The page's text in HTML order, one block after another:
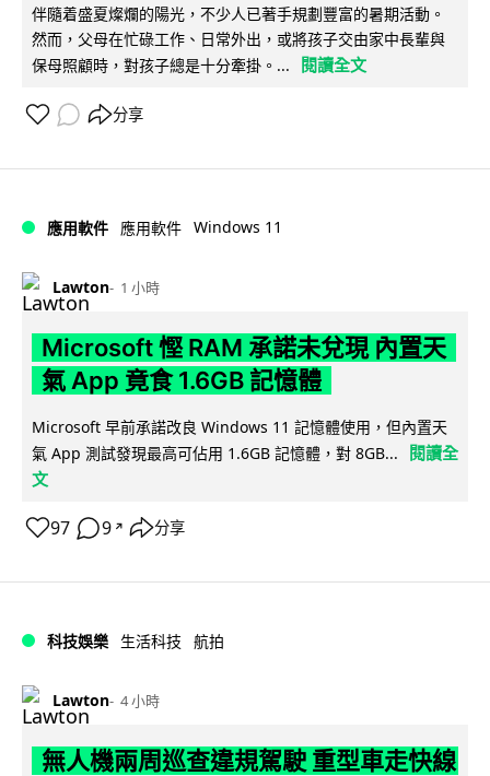
伴隨着盛夏燦爛的陽光，不少人已著手規劃豐富的暑期活動。
然而，父母在忙碌工作、日常外出，或將孩子交由家中長輩與
保母照顧時，對孩子總是十分牽掛。...
閱讀全文
分享
應用軟件 應用軟件 Windows 11
Lawton 1 小時
Microsoft 慳 RAM 承諾未兌現 內置天
氣 App 竟食 1.6GB 記憶體
Microsoft 早前承諾改良 Windows 11 記憶體使用，但內置天
氣 App 測試發現最高可佔用 1.6GB 記憶體，對 8GB...
閱讀全
文
97 9 ↗ 分享
科技娛樂 生活科技 航拍
Lawton 4 小時
無人機兩周巡查違規駕駛 重型車走快線